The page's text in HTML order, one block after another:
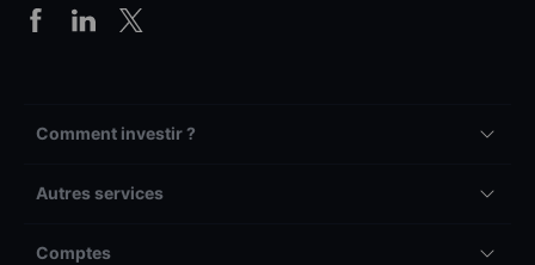
Comment investir ?
Autres services
Comptes